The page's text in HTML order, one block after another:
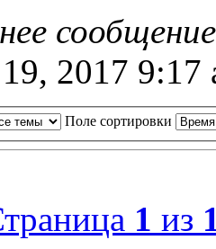
2017 9:17
Поле сортировки
1 из